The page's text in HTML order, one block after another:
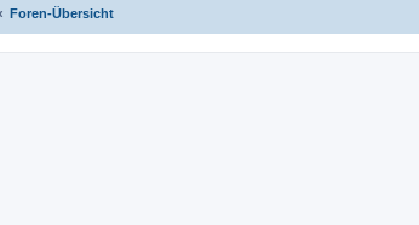
Foren-Übersicht